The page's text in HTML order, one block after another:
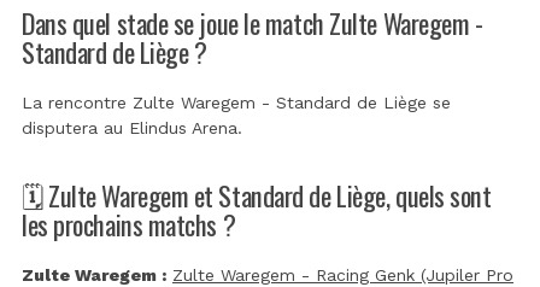
Dans quel stade se joue le match Zulte Waregem -
Standard de Liège ?
La rencontre Zulte Waregem - Standard de Liège se
disputera au Elindus Arena.
🗓️ Zulte Waregem et Standard de Liège, quels sont
les prochains matchs ?
Zulte Waregem : Zulte Waregem - Racing Genk (Jupiler Pro